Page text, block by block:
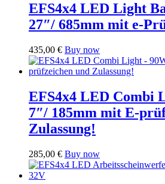
EFS4x4 LED Light
27″/ 685mm mit e-
435,00 € Buy now
EFS4x4 LED Combi
7″/ 185mm mit E-
Zulassung!
285,00 € Buy now